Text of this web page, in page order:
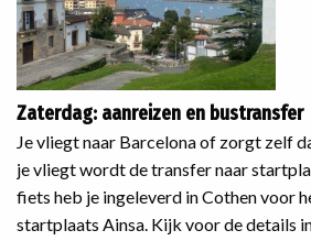
Zaterdag: aanreizen en bustransfer
Je vliegt naar Barcelona of zorgt zelf
je vliegt wordt de transfer naar
fiets heb je ingeleverd in Cothen voor
startplaats Ainsa. Kijk voor de details